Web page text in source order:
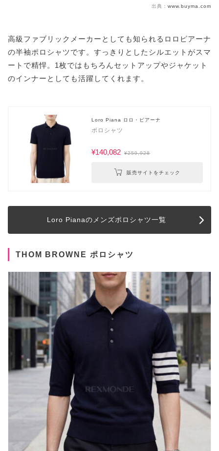
出典： www.buyma.com
高級ファブリックメーカーとしても知られるロロピアーナ
の半袖ポロシャツです。すっきりとしたシルエットがスマ
ートで精悍。1枚ではもちろんセットアップやジャケット
のインナーとしても活躍してくれます。
Loro Piana ロロ・ピアーナ
ポロシャツ
¥140,082 ¥259,928
販売サイトをチェック
Loro Pianaのメンズポロシャツ一覧
THOM BROWNE ポロシャツ